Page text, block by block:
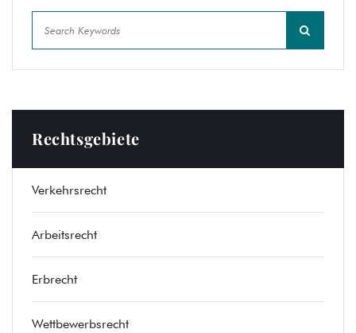
Rechtsgebiete
Verkehrsrecht
Arbeitsrecht
Erbrecht
Wettbewerbsrecht